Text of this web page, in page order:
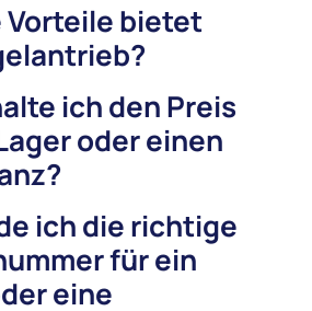
Vorteile bietet
ich den Preis
oder einen
ich die richtige
für ein
eine